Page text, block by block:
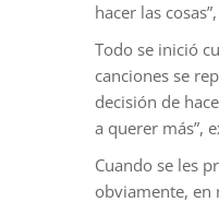
hacer las
Todo se inició
canciones se
decisión de
a querer más”,
Cuando se les
obviamente, en